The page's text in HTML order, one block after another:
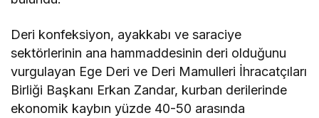
Deri konfeksiyon, ayakkabı ve saraciye
sektörlerinin ana hammaddesinin deri olduğunu
vurgulayan Ege Deri ve Deri Mamulleri İhracatçıları
Birliği Başkanı Erkan Zandar, kurban derilerinde
ekonomik kaybın yüzde 40-50 arasında